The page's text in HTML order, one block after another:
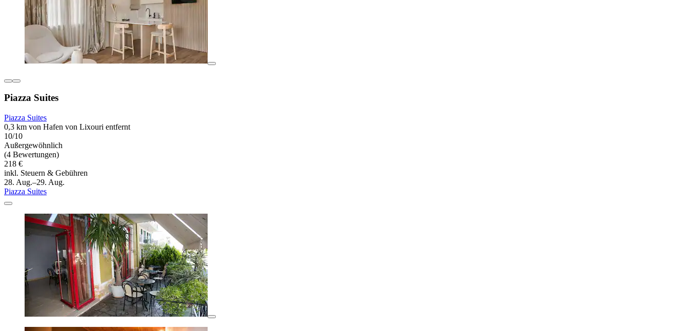
Piazza Suites
Piazza Suites
0,3 km von Hafen von Lixouri entfernt
10/10
Außergewöhnlich
(4 Bewertungen)
218 €
inkl. Steuern & Gebühren
28. Aug.–29. Aug.
Piazza Suites